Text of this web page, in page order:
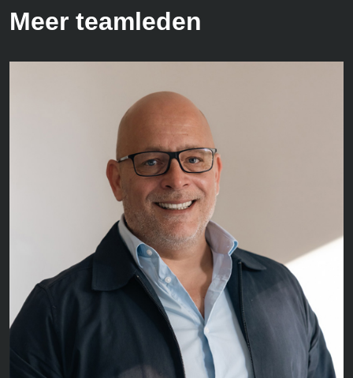
Meer teamleden